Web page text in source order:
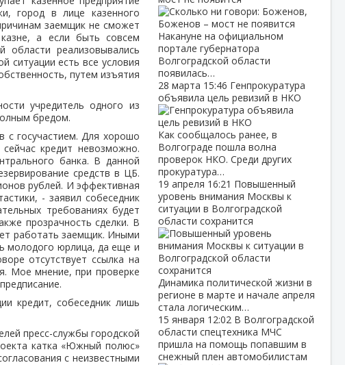
город в лице казенного
заемщик не сможет
казне, а если быть совсем
реализовывались
ситуации есть все условия
путем изъятия
учредитель одного из
бредом.
с госучастием. Для хорошо
кредит невозможно.
банка. В данной
средств в ЦБ.
рублей. И эффективная
- заявил собеседник
требованиях будет
прозрачность сделки. В
работать заемщик. Иными
молодого юрлица, да еще и
отсутствует ссылка на
Мое мнение, при проверке
кредит, собеседник лишь
пресс-службы городской
катка «Южный полюс»
с неизвестными
Накануне на официальном
портале губернатора
Волгоградской области
появилась…
28 марта 15:46 Генпрокуратура
объявила цель ревизий в НКО
Как сообщалось ранее, в
Волгограде пошла волна
проверок НКО. Среди других
прокуратура…
19 апреля 16:21 Повышенный
уровень внимания Москвы к
ситуации в Волгоградской
области сохранится
Динамика политической жизни в
регионе в марте и начале апреля
стала логическим…
15 января 12:02 В Волгоградской
области спецтехника МЧС
пришла на помощь попавшим в
снежный плен автомобилистам